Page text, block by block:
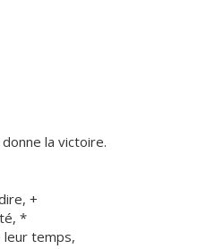
la victoire.
+
*
leur temps,